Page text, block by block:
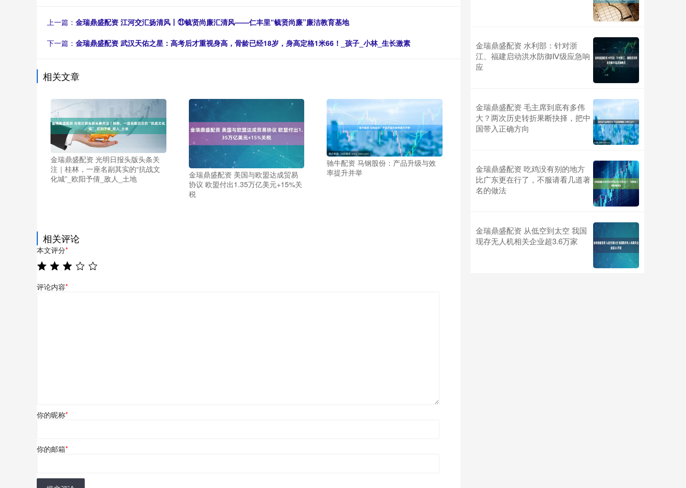
上一篇： 金瑞鼎盛配资 江河交汇扬清风丨㉑毓贤尚廉汇清风——仁丰里“毓贤尚廉”廉洁教育基地
下一篇： 金瑞鼎盛配资 武汉天佑之星：高考后才重视身高，骨龄已经18岁，身高定格1米66！_孩子_小林_生长激素
相关文章
金瑞鼎盛配资 光明日报头版头条关
注｜桂林，一座名副其实的“抗战文
化城”_欧阳予倩_敌人_土地
金瑞鼎盛配资 美国与欧盟达成贸易
协议 欧盟付出1.35万亿美元+15%关
税
驰牛配资 马钢股份：产品升级与效
率提升并举
相关评论
本文评分*
评论内容*
你的昵称*
你的邮箱*
金瑞鼎盛配资 水利部：针对浙
江、福建启动洪水防御Ⅳ级应急响
应
金瑞鼎盛配资 毛主席到底有多伟
大？两次历史转折果断抉择，把中
国带入正确方向
金瑞鼎盛配资 吃鸡没有别的地方
比广东更在行了，不服请看几道著
名的做法
金瑞鼎盛配资 从低空到太空 我国
现存无人机相关企业超3.6万家